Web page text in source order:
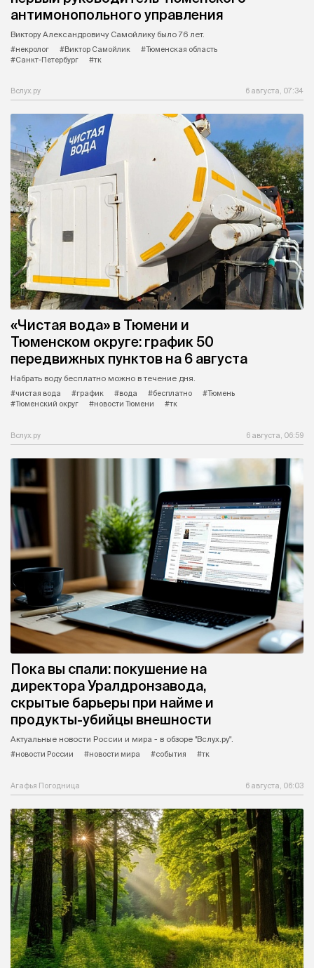
антимонопольного управления
Виктору Александровичу Самойлику было 76 лет.
#некролог
#Виктор Самойлик
#Тюменская область
#Санкт-Петербург
#тк
Вслух.ру 6 августа, 07:34
«Чистая вода» в Тюмени и
Тюменском округе: график 50
передвижных пунктов на 6 августа
Набрать воду бесплатно можно в течение дня.
#чистая вода
#график #вода #бесплатно
#Тюмень
#Тюменский округ
#новости Тюмени #тк
Вслух.ру 6 августа, 06:59
Пока вы спали: покушение на
директора Уралдронзавода,
скрытые барьеры при найме и
продукты-убийцы внешности
Актуальные новости России и мира - в обзоре "Вслух.ру".
#новости России
#новости мира #события #тк
Агафья Погодница 6 августа, 06:03